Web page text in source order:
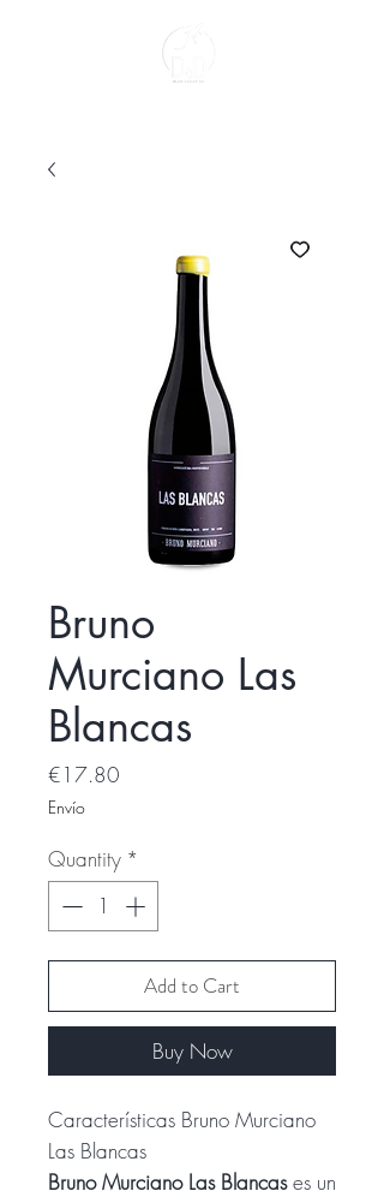
Bruno
Murciano Las
Blancas
€17.80
Envío
Quantity *
Add to Cart
Buy Now
Características Bruno Murciano
Las Blancas
Bruno Murciano Las Blancases un